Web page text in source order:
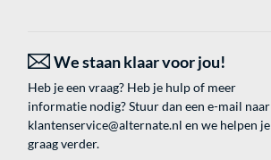
We staan klaar voor jou!
Heb je een vraag? Heb je hulp of meer
informatie nodig? Stuur dan een e-mail naar
klantenservice@alternate.nl en we helpen je
graag verder.